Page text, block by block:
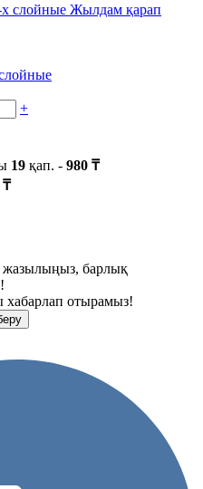
Жылдам қарап
+
19 қап. - 980 ₸
₸
жазылыңыз, барлық
хабарлап отырамыз!